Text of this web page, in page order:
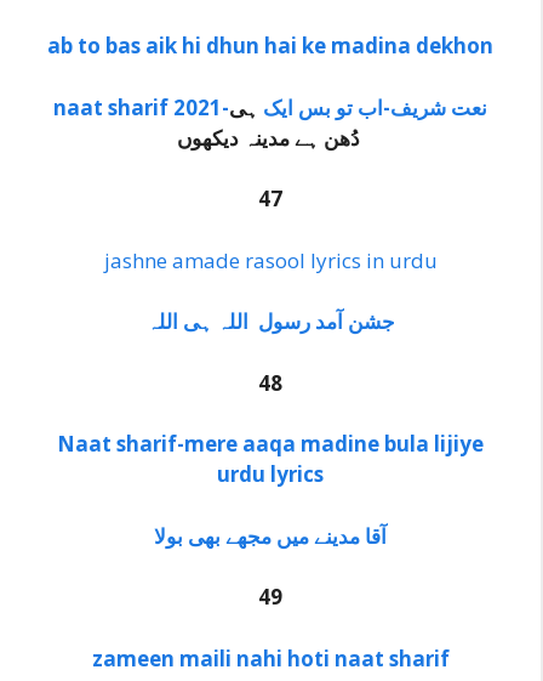
ab to bas aik hi dhun hai ke madina dekhon
naat sharif 2021-نعت شریف-اب تو بس ایک ہی
دُھن ہے مدینہ دیکھوں
47
jashne amade rasool lyrics in urdu
جشن آمد رسول اللہ ہی اللہ
48
Naat sharif-mere aaqa madine bula lijiye
urdu lyrics
آقا مدینے میں مجھے بھی بولا
49
zameen maili nahi hoti naat sharif